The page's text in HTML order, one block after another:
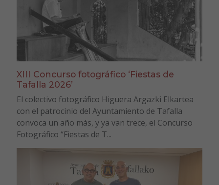
XIII Concurso fotográfico ‘Fiestas de
Tafalla 2026’
El colectivo fotográfico Higuera Argazki Elkartea
con el patrocinio del Ayuntamiento de Tafalla
convoca un año más, y ya van trece, el Concurso
Fotográfico “Fiestas de T...